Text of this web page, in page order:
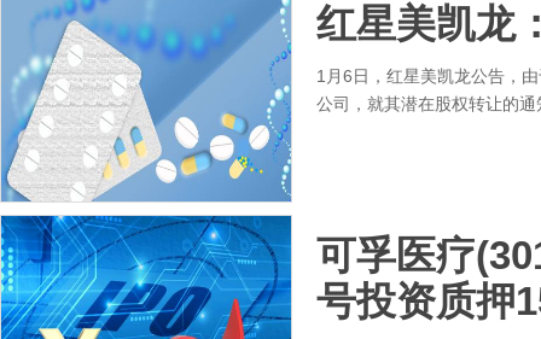
红星美凯龙
1月6日，红星美凯龙公告，
公司，就其潜在股权转让的
可孚医疗
号投资质押